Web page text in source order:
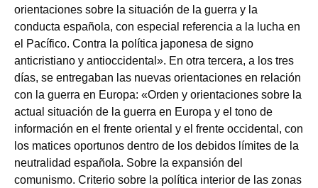
orientaciones sobre la situación de la guerra y la
conducta española, con especial referencia a la lucha en
el Pacífico. Contra la política japonesa de signo
anticristiano y antioccidental». En otra tercera, a los tres
días, se entregaban las nuevas orientaciones en relación
con la guerra en Europa: «Orden y orientaciones sobre la
actual situación de la guerra en Europa y el tono de
información en el frente oriental y el frente occidental, con
los matices oportunos dentro de los debidos límites de la
neutralidad española. Sobre la expansión del
comunismo. Criterio sobre la política interior de las zonas